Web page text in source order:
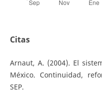
Citas
Arnaut, A. (2004). El
México. Continuidad,
SEP.